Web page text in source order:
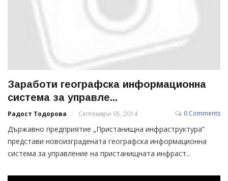
Заработи географска информационна
система за управле...
Радост Тодорова Септември 05, 2014 0 Comments
Държавно предприятие „Пристанищна инфраструктура”
представи новоизградената географска информационна
система за управление на пристанищната инфраст...